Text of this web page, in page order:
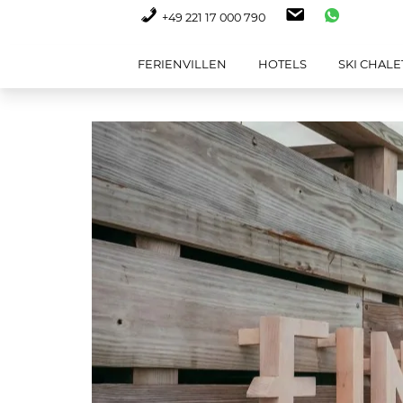
+49 221 17 000 790
FERIENVILLEN HOTELS SKI